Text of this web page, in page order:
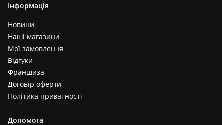
Інформація
Новини
Наші магазини
Мої замовлення
Відгуки
Франшиза
Договір оферти
Політика приватності
Допомога